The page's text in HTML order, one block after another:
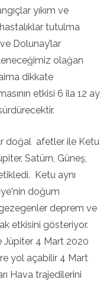
yıkım ve
tutulma
Dolunay’lar
olağan
dikkate
etkisi 6 ila 12 ay
doğal afetler ile Ketu
Satürn, Güneş,
Ketu aynı
doğum
deprem ve
etkisini gösteriyor.
Jüpiter 4 Mart 2020
yol açabilir 4 Mart
Hava trajedilerini